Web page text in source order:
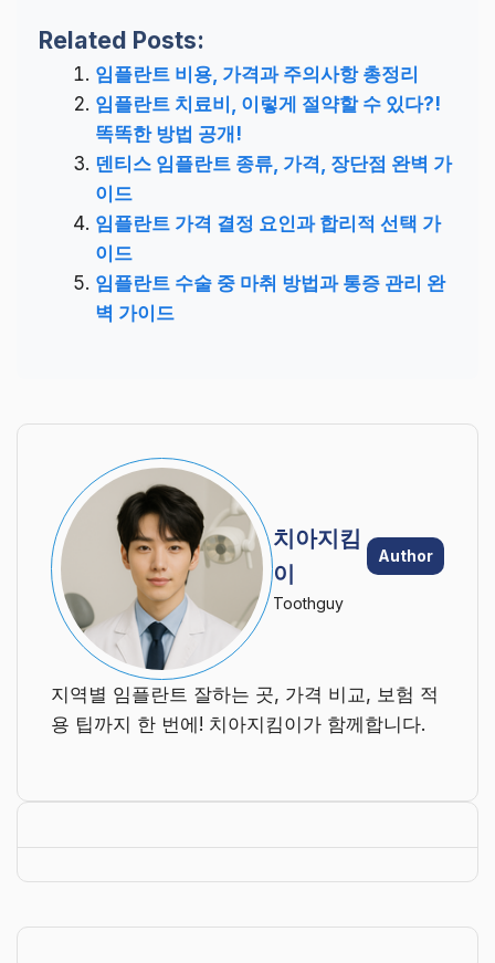
Related Posts:
임플란트 비용, 가격과 주의사항 총정리
임플란트 치료비, 이렇게 절약할 수 있다?!
똑똑한 방법 공개!
덴티스 임플란트 종류, 가격, 장단점 완벽 가
이드
임플란트 가격 결정 요인과 합리적 선택 가
이드
임플란트 수술 중 마취 방법과 통증 관리 완
벽 가이드
치아지킴
이
Author
Toothguy
지역별 임플란트 잘하는 곳, 가격 비교, 보험 적
용 팁까지 한 번에! 치아지킴이가 함께합니다.